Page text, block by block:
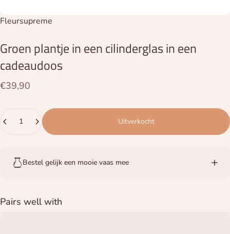
Leverancier:
Fleursupreme
Groenplantjeineencilinderglasineen
cadeaudoos
€39,90
Uitverkocht
Bestel gelijk een mooie vaas mee
Pairs well with